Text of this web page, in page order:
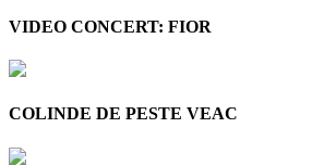
VIDEO CONCERT: FIOR
COLINDE DE PESTE VEAC